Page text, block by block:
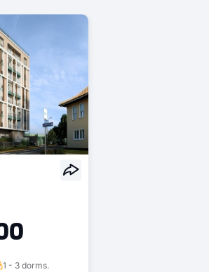
1 - 3 dorms.